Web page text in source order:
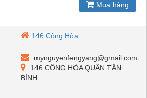
Mua hàng
146 Cộng Hòa
mynguyenfengyang@gmail.com
146 CỘNG HÒA QUẬN TÂN
BÌNH